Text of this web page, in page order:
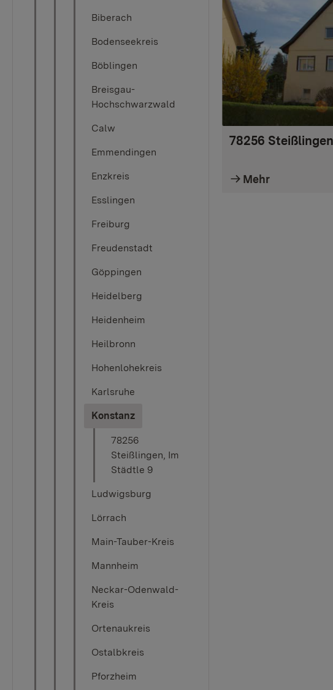
Biberach
Bodenseekreis
Böblingen
Breisgau-
Hochschwarzwald
Calw
Emmendingen
Enzkreis
Esslingen
Freiburg
Freudenstadt
Göppingen
Heidelberg
Heidenheim
Heilbronn
Hohenlohekreis
Karlsruhe
Konstanz(current)
78256
Steißlingen, Im
Städtle 9
Ludwigsburg
Lörrach
Main-Tauber-Kreis
Mannheim
Neckar-Odenwald-
Kreis
Ortenaukreis
Ostalbkreis
Pforzheim
78256
Mehr